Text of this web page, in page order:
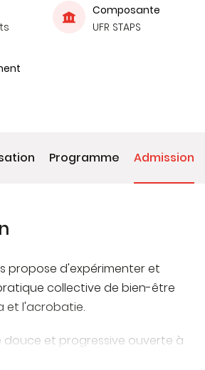
Composante
UFR STAPS
Programme Admission
propose d'expérimenter et
collective de bien-être
et l'acrobatie.
douce et progressive ouverte à